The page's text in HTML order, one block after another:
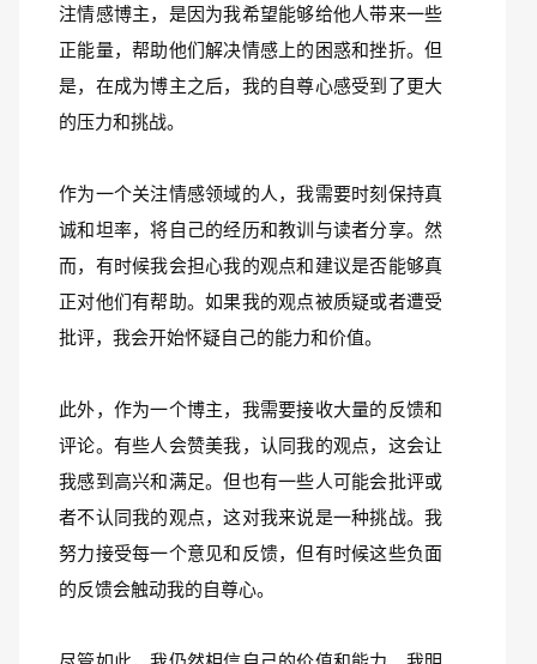
注情感博主，是因为我希望能够给他人带来一些
正能量，帮助他们解决情感上的困惑和挫折。但
是，在成为博主之后，我的自尊心感受到了更大
的压力和挑战。
作为一个关注情感领域的人，我需要时刻保持真
诚和坦率，将自己的经历和教训与读者分享。然
而，有时候我会担心我的观点和建议是否能够真
正对他们有帮助。如果我的观点被质疑或者遭受
批评，我会开始怀疑自己的能力和价值。
此外，作为一个博主，我需要接收大量的反馈和
评论。有些人会赞美我，认同我的观点，这会让
我感到高兴和满足。但也有一些人可能会批评或
者不认同我的观点，这对我来说是一种挑战。我
努力接受每一个意见和反馈，但有时候这些负面
的反馈会触动我的自尊心。